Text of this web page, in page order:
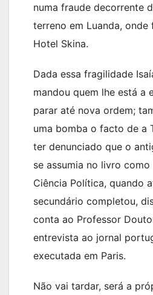
numa fraude decorrente
terreno em Luanda,
Hotel Skina.
Dada essa fragilidade
mandou quem lhe está a
parar até nova ordem;
uma bomba o facto de a
ter denunciado que o
se assumia no livro
Ciência Política, quando
secundário completou,
conta ao Professor
entrevista ao jornal
executada em Paris.
Não vai tardar, será a